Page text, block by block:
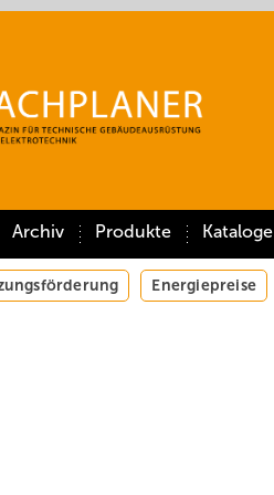
Archiv Produkte Kataloge
Energiepreise